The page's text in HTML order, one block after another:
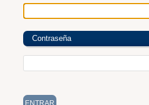
Contraseña